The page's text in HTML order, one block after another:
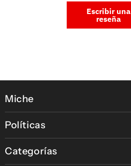
Escribir una
reseña
Miche
Nuestras tiendas
Nuestras Marcas
Políticas
Política de Devolución, Retracto y Garantía
Categorías